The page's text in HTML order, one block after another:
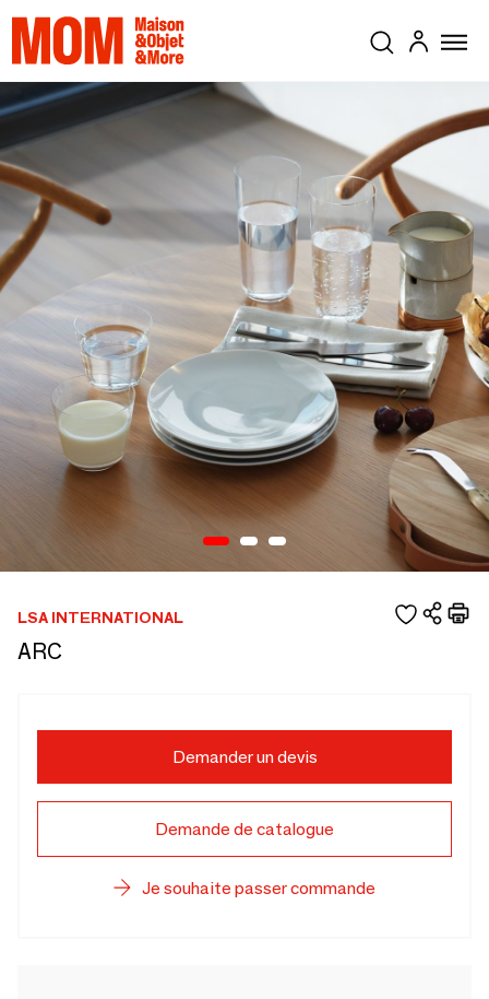
LSA INTERNATIONAL
ARC
Demander un devis
Demande de catalogue
Je souhaite passer commande